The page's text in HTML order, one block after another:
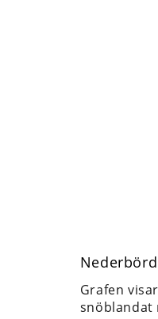
Nederbörd
Grafen
snöblandat